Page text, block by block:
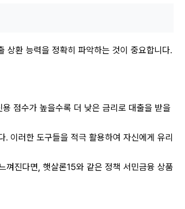
상환 능력을 정확히 파악하는 것이 중요합니다.
점수가 높을수록 더 낮은 금리로 대출을 받을
이러한 도구들을 적극 활용하여 자신에게 유리
껴진다면, 햇살론15와 같은 정책 서민금융 상품